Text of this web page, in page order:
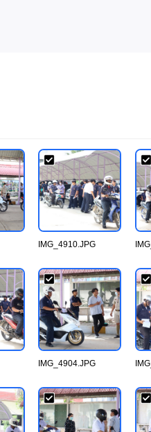
IMG_4910.JPG
IMG_4904.JPG